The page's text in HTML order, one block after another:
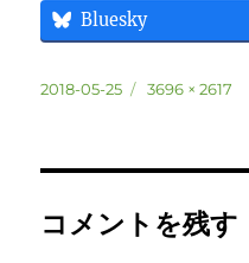
Bluesky
投
2018-05-25
フ
3696 × 2617
コメントを残す